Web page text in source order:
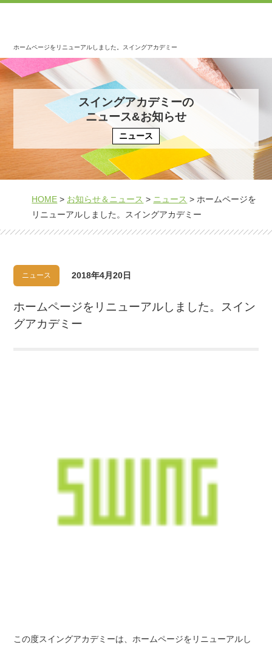
ホームページをリニューアルしました。スイングアカデミー
スイングアカデミーの
ニュース&お知らせ
ニュース
HOME > お知らせ＆ニュース > ニュース > ホームページを
リニューアルしました。スイングアカデミー
ニュース 2018年4月20日
ホームページをリニューアルしました。スイン
グアカデミー
この度スイングアカデミーは、ホームページをリニューアルし